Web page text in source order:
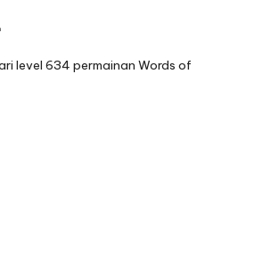
level 634 permainan Words of